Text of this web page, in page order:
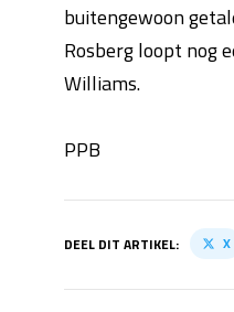
buitengewoon
Rosberg loopt nog
Williams.
PPB
DEEL DIT ARTIKEL: X